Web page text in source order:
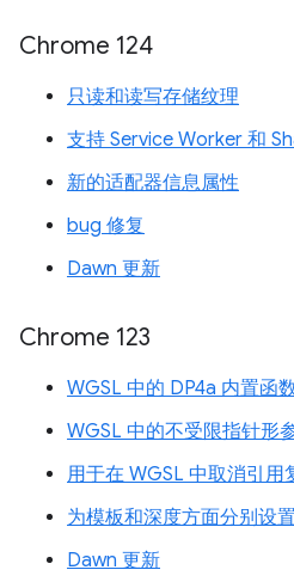
Chrome 124
只读和读写存储纹理
支持 Service Worker 和
新的适配器信息属性
bug 修复
Dawn 更新
Chrome 123
WGSL 中的 DP4a 内置函
WGSL 中的不受限指针形
用于在 WGSL 中取消引用
为模板和深度方面分别设
Dawn 更新